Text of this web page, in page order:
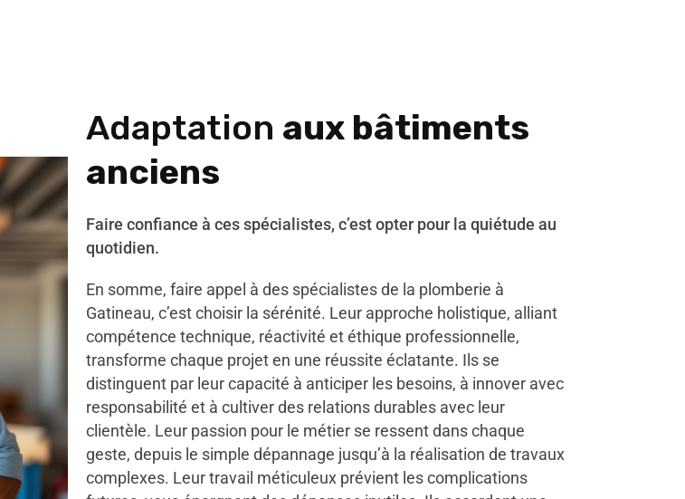
Adaptation aux bâtiments
anciens
Faire confiance à ces spécialistes, c’est opter pour la quiétude au
quotidien.
En somme, faire appel à des spécialistes de la plomberie à
Gatineau, c’est choisir la sérénité. Leur approche holistique, alliant
compétence technique, réactivité et éthique professionnelle,
transforme chaque projet en une réussite éclatante. Ils se
distinguent par leur capacité à anticiper les besoins, à innover avec
responsabilité et à cultiver des relations durables avec leur
clientèle. Leur passion pour le métier se ressent dans chaque
geste, depuis le simple dépannage jusqu’à la réalisation de travaux
complexes. Leur travail méticuleux prévient les complications